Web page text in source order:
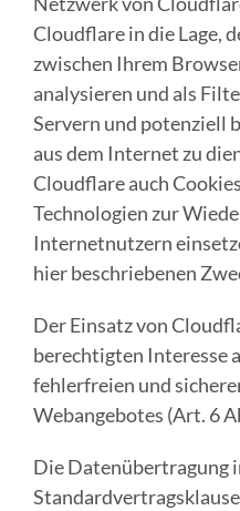
Cloudflare in die Lage,
zwischen Ihrem
analysieren und als
Servern und potenziell
aus dem Internet zu
Cloudflare auch
Technologien zur
Internetnutzern
hier beschriebenen
Der Einsatz von
berechtigten Interesse
fehlerfreien und
Webangebotes (Art. 6
Die Datenübertragung